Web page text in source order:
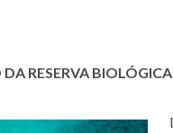
RESERVA